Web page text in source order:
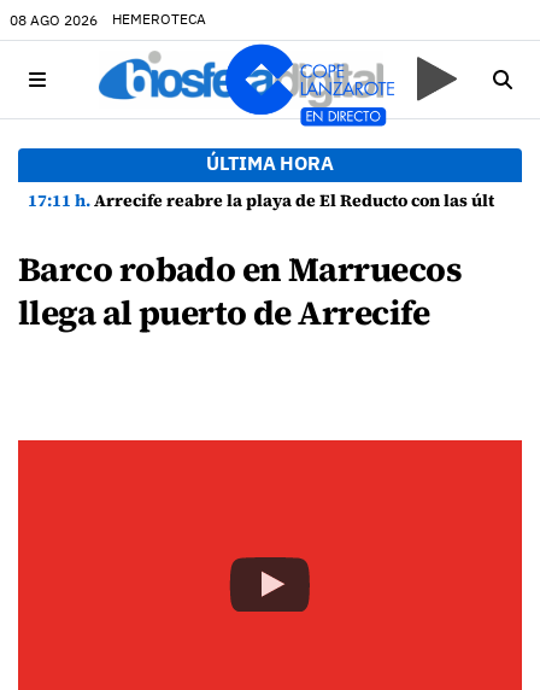
08 AGO 2026 HEMEROTECA
ÚLTIMA HORA
17:11 h.Arrecife reabre la playa de El Reducto con las últimas analíticas mostrando "una buena calidad de las aguas para el baño"
Barco robado en Marruecos
llega al puerto de Arrecife